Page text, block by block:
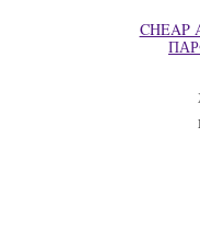
CHEAP